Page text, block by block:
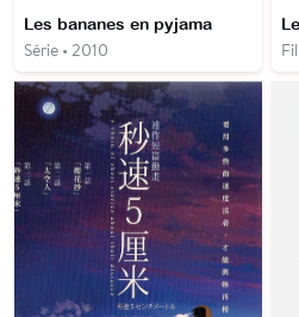
Les bananes en pyjama
Série • 2010